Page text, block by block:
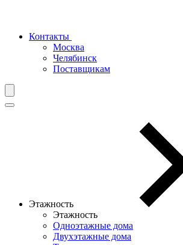
Контакты
Москва
Челябинск
Поставщикам
Этажность
Этажность
Одноэтажные дома
Двухэтажные дома